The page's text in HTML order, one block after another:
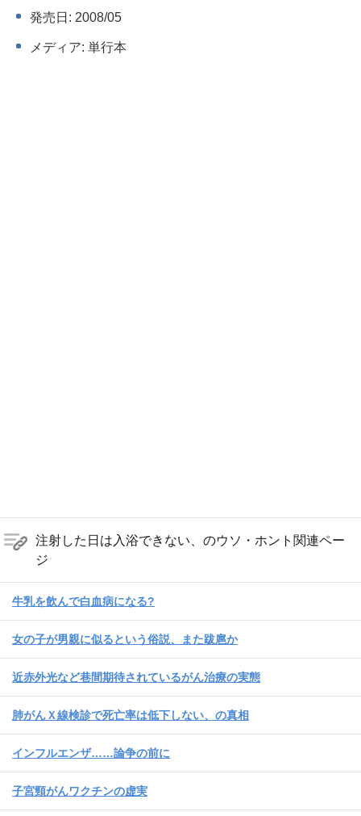
発売日: 2008/05
メディア: 単行本
注射した日は入浴できない、のウソ・ホント関連ペー
ジ
牛乳を飲んで白血病になる?
女の子が男親に似るという俗説、また跋扈か
近赤外光など巷間期待されているがん治療の実態
肺がんＸ線検診で死亡率は低下しない、の真相
インフルエンザ……論争の前に
子宮頸がんワクチンの虚実